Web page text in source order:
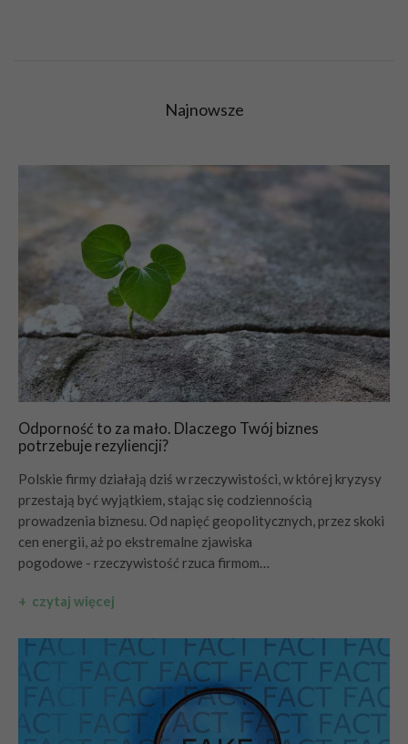
Najnowsze
Odporność to za mało. Dlaczego Twój biznes
potrzebuje rezyliencji?
Polskie firmy działają dziś w rzeczywistości, w której kryzysy
przestają być wyjątkiem, stając się codziennością
prowadzenia biznesu. Od napięć geopolitycznych, przez skoki
cen energii, aż po ekstremalne zjawiska
pogodowe - rzeczywistość rzuca firmom…
+ czytaj więcej